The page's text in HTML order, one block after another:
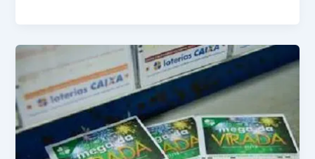
Sena
realizado
no
dia